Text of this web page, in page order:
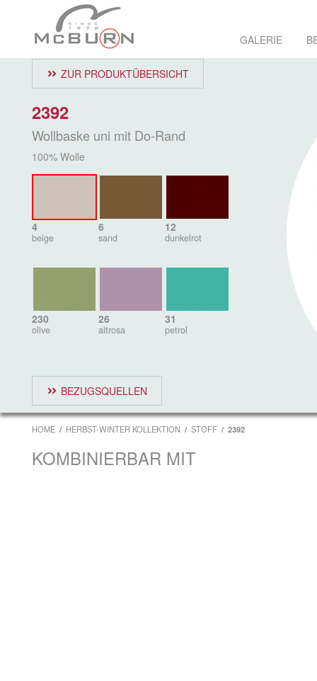
GALERIE
ZUR PRODUKTÜBERSICHT
2392
Wollbaske uni mit Do-Rand
100% Wolle
4
beige
6
sand
12
dunkelrot
230
olive
26
altrosa
31
petrol
BEZUGSQUELLEN
HOME HERBST-WINTER KOLLEKTION STOFF 2392
KOMBINIERBAR MIT